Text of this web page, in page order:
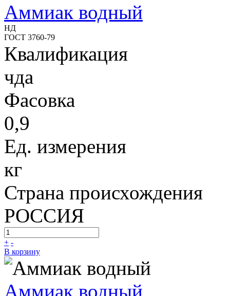
Аммиак водный
НД
ГОСТ 3760-79
Квалификация
чда
Фасовка
0,9
Ед. измерения
кг
Страна происхождения
РОССИЯ
+ -
В корзину
Аммиак водный